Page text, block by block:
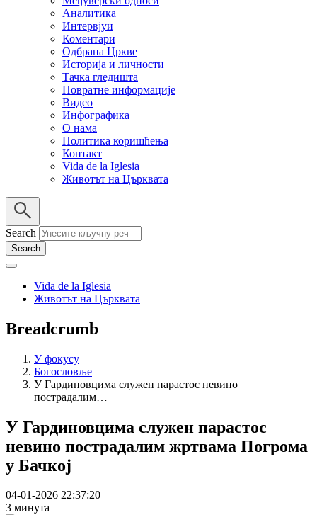
Аналитика
Интервјуи
Коментари
Одбрана Цркве
Историја и личности
Тачка гледишта
Повратне информације
Видео
Инфографика
О нама
Политика коришћења
Контакт
Vida de la Iglesia
Животът на Църквата
Search
Vida de la Iglesia
Животът на Църквата
Breadcrumb
У фокусу
Богословље
У Гардиновцима служен парастос невино
пострадалим…
У Гардиновцима служен парастос
невино пострадалим жртвама Погрома
у Бачкој
04-01-2026 22:37:20
3 минута